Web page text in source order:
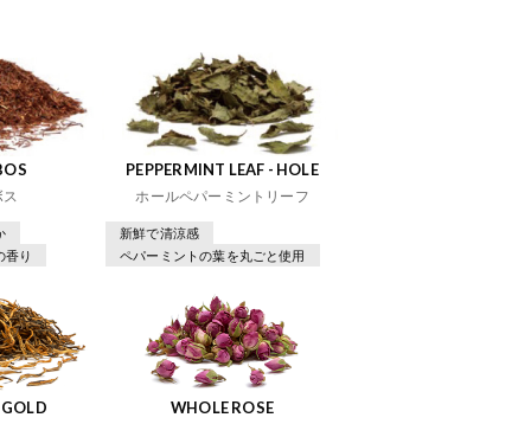
香り
PEPPERMINT LEAF - HOLE
ホールペパーミントリーフ
新鮮で清涼感
ペパーミントの葉を丸ごと使用
WHOLE ROSE